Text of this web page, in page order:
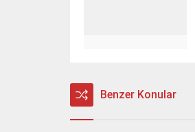
Benzer Konular